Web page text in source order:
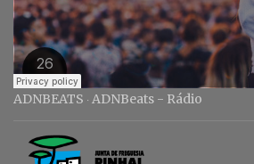
ADNBEATS · ADNBeats - Rádio